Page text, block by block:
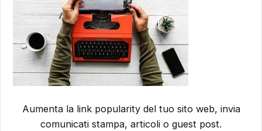
Aumenta la link popularity del tuo sito web, invia
comunicati stampa, articoli o guest post.